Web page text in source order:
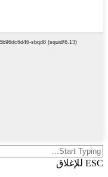
ESC للإغلاق